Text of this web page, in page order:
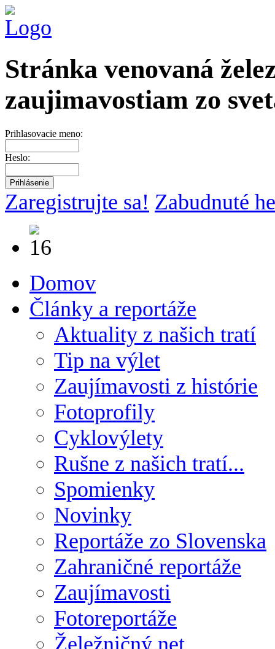
Stránka venovaná
zaujimavostiam zo
Prihlasovacie meno:
Heslo:
Zaregistrujte sa! Zabudnuté
Domov
Články a reportáže
Aktuality z našich tratí
Tip na výlet
Zaujímavosti z histórie
Fotoprofily
Cyklovýlety
Rušne z našich tratí...
Spomienky
Novinky
Reportáže zo Slovenska
Zahraničné reportáže
Zaujímavosti
Fotoreportáže
Želežničný.net